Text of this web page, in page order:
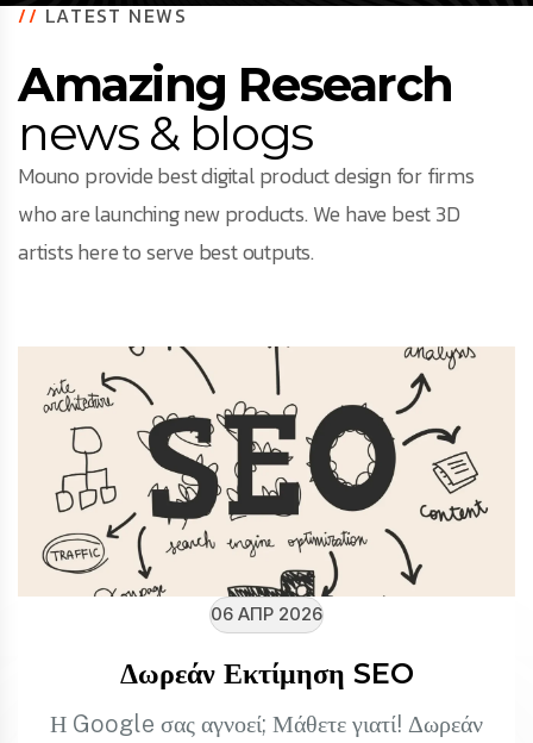
//LATEST NEWS
Amazing Research
news & blogs
Mouno provide best digital product design for firms
who are launching new products. We have best 3D
artists here to serve best outputs.
06 ΑΠΡ 2026
Δωρεάν Εκτίμηση SEO
Η Google σας αγνοεί; Μάθετε γιατί! Δωρεάν
Facebook
Instagram
LinkedIn
Ι.ΤΣΑΛΟΥΧΊΔΗ 16-20, ΘΕΣΣΑΛΟΝΊΚΗ 54248